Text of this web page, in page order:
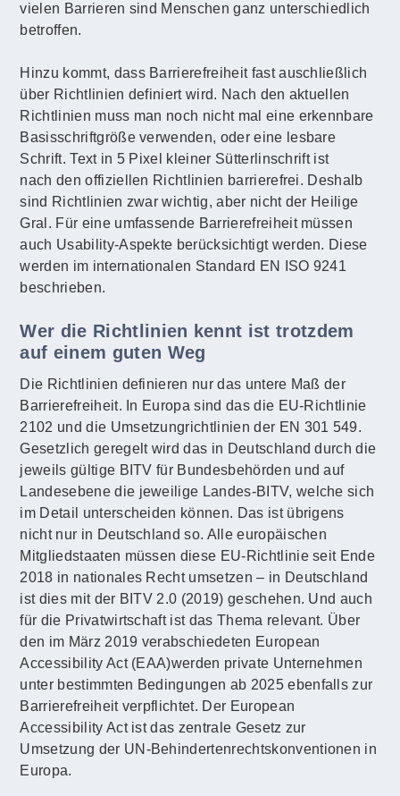
vielen Barrieren sind Menschen ganz unterschiedlich
betroffen.
Hinzu kommt, dass Barrierefreiheit fast auschließlich
über Richtlinien definiert wird. Nach den aktuellen
Richtlinien muss man noch nicht mal eine erkennbare
Basisschriftgröße verwenden, oder eine lesbare
Schrift. Text in 5 Pixel kleiner Sütterlinschrift ist
nach den offiziellen Richtlinien barrierefrei. Deshalb
sind Richtlinien zwar wichtig, aber nicht der Heilige
Gral. Für eine umfassende Barrierefreiheit müssen
auch Usability-Aspekte berücksichtigt werden. Diese
werden im internationalen Standard EN ISO 9241
beschrieben.
Wer die Richtlinien kennt ist trotzdem
auf einem guten Weg
Die Richtlinien definieren nur das untere Maß der
Barrierefreiheit. In Europa sind das die EU-Richtlinie
2102 und die Umsetzungrichtlinien der EN 301 549.
Gesetzlich geregelt wird das in Deutschland durch die
jeweils gültige BITV für Bundesbehörden und auf
Landesebene die jeweilige Landes-BITV, welche sich
im Detail unterscheiden können. Das ist übrigens
nicht nur in Deutschland so. Alle europäischen
Mitgliedstaaten müssen diese EU-Richtlinie seit Ende
2018 in nationales Recht umsetzen – in Deutschland
ist dies mit der BITV 2.0 (2019) geschehen. Und auch
für die Privatwirtschaft ist das Thema relevant. Über
den im März 2019 verabschiedeten European
Accessibility Act (EAA)werden private Unternehmen
unter bestimmten Bedingungen ab 2025 ebenfalls zur
Barrierefreiheit verpflichtet. Der European
Accessibility Act ist das zentrale Gesetz zur
Umsetzung der UN-Behindertenrechtskonventionen in
Europa.